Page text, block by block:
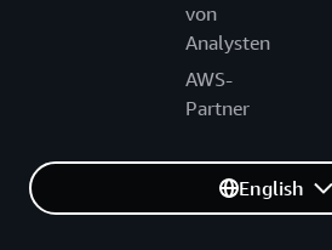
von
Analysten
AWS-
Partner
English